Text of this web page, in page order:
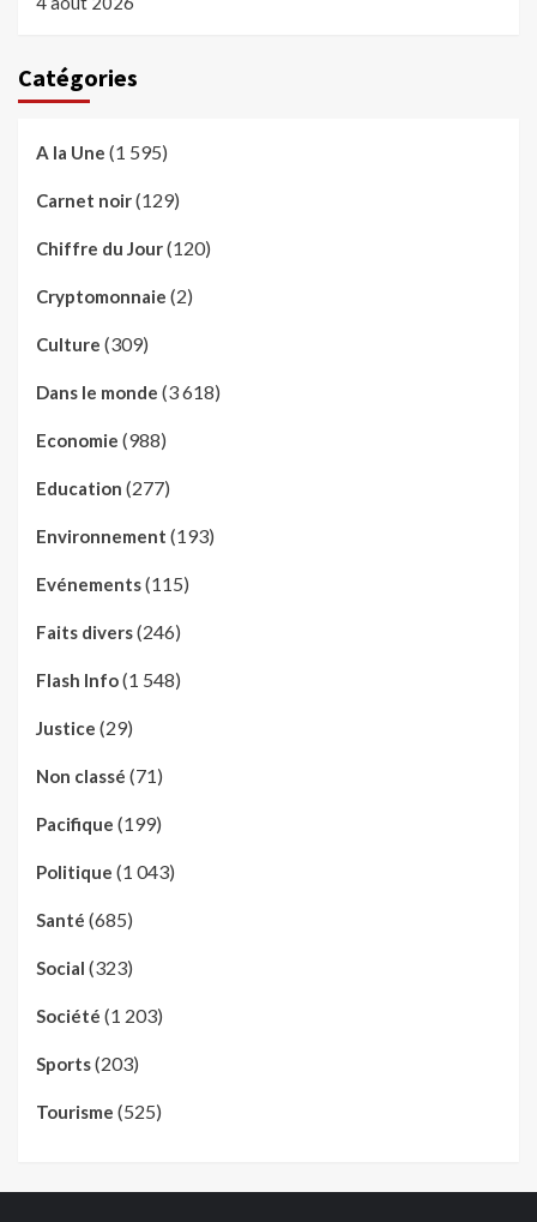
Catégories
A la Une (1 595)
Carnet noir(129)
Chiffre du Jour(120)
Cryptomonnaie (2)
Culture (309)
Dans le monde (3 618)
Economie (988)
Education (277)
Environnement (193)
Evénements(115)
Faits divers(246)
Flash Info(1 548)
Justice (29)
Non classé (71)
Pacifique (199)
Politique (1 043)
Santé (685)
Social (323)
Société (1 203)
Sports(203)
Tourisme (525)